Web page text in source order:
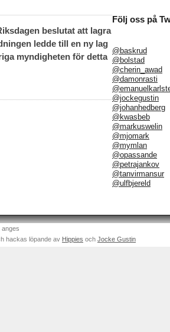
beslutat att lagra
ledde till en ny lag
myndigheten för detta
Följ oss på
@baskrud
@bolstad
@cherin_awad
@damonrasti
@jockegustin
@johanhedberg
@kwasbeb
@markuswelin
@mjomark
@mymlan
@opassande
@petrajankov
@tanvirmansur
@ulfbjereld
anges
hackas löpande av Hippies och Jocke Gustin